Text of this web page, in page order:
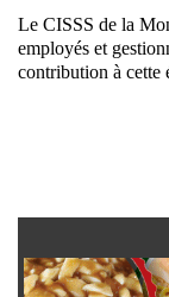
Le CISSS de la
employés et
contribution à cette